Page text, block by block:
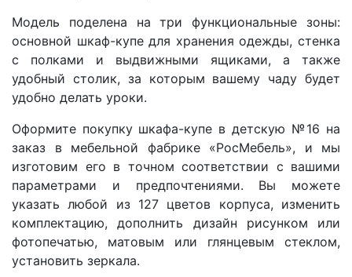
Модель поделена на три функциональные зоны:
основной шкаф-купе для хранения одежды, стенка
с полками и выдвижными ящиками, а также
удобный столик, за которым вашему чаду будет
удобно делать уроки.
Оформите покупку шкафа-купе в детскую №16 на
заказ в мебельной фабрике «РосМебель», и мы
изготовим его в точном соответствии с вашими
параметрами и предпочтениями. Вы можете
указать любой из 127 цветов корпуса, изменить
комплектацию, дополнить дизайн рисунком или
фотопечатью, матовым или глянцевым стеклом,
установить зеркала.